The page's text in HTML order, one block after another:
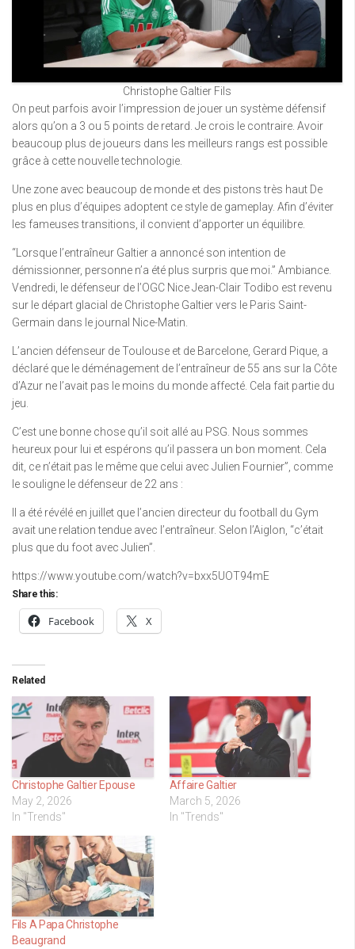
Christophe Galtier Fils
On peut parfois avoir l’impression de jouer un système défensif
alors qu’on a 3 ou 5 points de retard. Je crois le contraire. Avoir
beaucoup plus de joueurs dans les meilleurs rangs est possible
grâce à cette nouvelle technologie.
Une zone avec beaucoup de monde et des pistons très haut De
plus en plus d’équipes adoptent ce style de gameplay. Afin d’éviter
les fameuses transitions, il convient d’apporter un équilibre.
“Lorsque l’entraîneur Galtier a annoncé son intention de
démissionner, personne n’a été plus surpris que moi.” Ambiance.
Vendredi, le défenseur de l’OGC Nice Jean-Clair Todibo est revenu
sur le départ glacial de Christophe Galtier vers le Paris Saint-
Germain dans le journal Nice-Matin.
L’ancien défenseur de Toulouse et de Barcelone, Gerard Pique, a
déclaré que le déménagement de l’entraîneur de 55 ans sur la Côte
d’Azur ne l’avait pas le moins du monde affecté. Cela fait partie du
jeu.
C’est une bonne chose qu’il soit allé au PSG. Nous sommes
heureux pour lui et espérons qu’il passera un bon moment. Cela
dit, ce n’était pas le même que celui avec Julien Fournier”, comme
le souligne le défenseur de 22 ans :
Il a été révélé en juillet que l’ancien directeur du football du Gym
avait une relation tendue avec l’entraîneur. Selon l’Aiglon, “c’était
plus que du foot avec Julien”.
https://www.youtube.com/watch?v=bxx5UOT94mE
Share this:
Facebook X
Related
Christophe Galtier Epouse
May 2, 2026
In "Trends"
Affaire Galtier
March 5, 2026
In "Trends"
Fils A Papa Christophe
Beaugrand